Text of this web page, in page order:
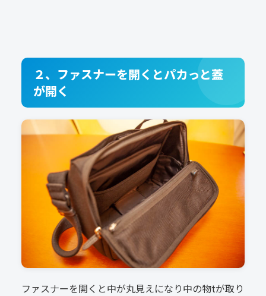
２、ファスナーを開くとパカっと蓋
が開く
ファスナーを開くと中が丸見えになり中の物tが取り